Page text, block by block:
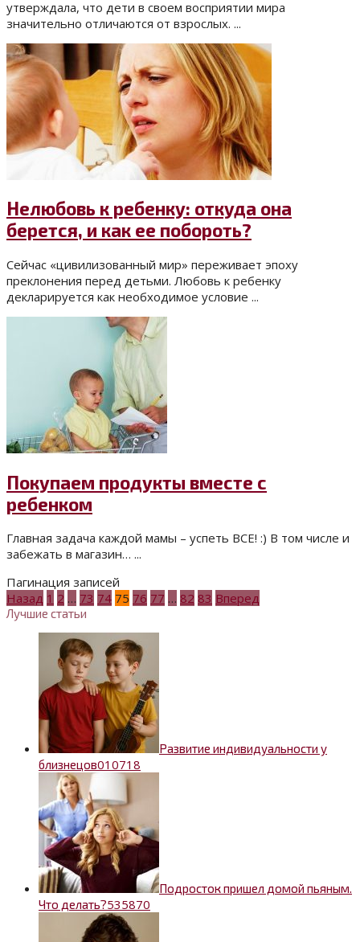
утверждала, что дети в своем восприятии мира
значительно отличаются от взрослых. ...
Нелюбовь к ребенку: откуда она
берется, и как ее побороть?
Сейчас «цивилизованный мир» переживает эпоху
преклонения перед детьми. Любовь к ребенку
декларируется как необходимое условие ...
Покупаем продукты вместе с
ребенком
Главная задача каждой мамы – успеть ВСЕ! :) В том числе и
забежать в магазин… ...
Пагинация записей
Назад 1 2 … 73 74 75 76 77 … 82 83 Вперед
Лучшие статьи
Развитие индивидуальности у
близнецов010718
Подросток пришел домой пьяным.
Что делать?535870